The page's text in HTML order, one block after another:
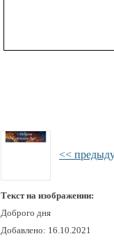
<<
Текст на изображении:
Доброго дня
Добавлено: 16.10.2021